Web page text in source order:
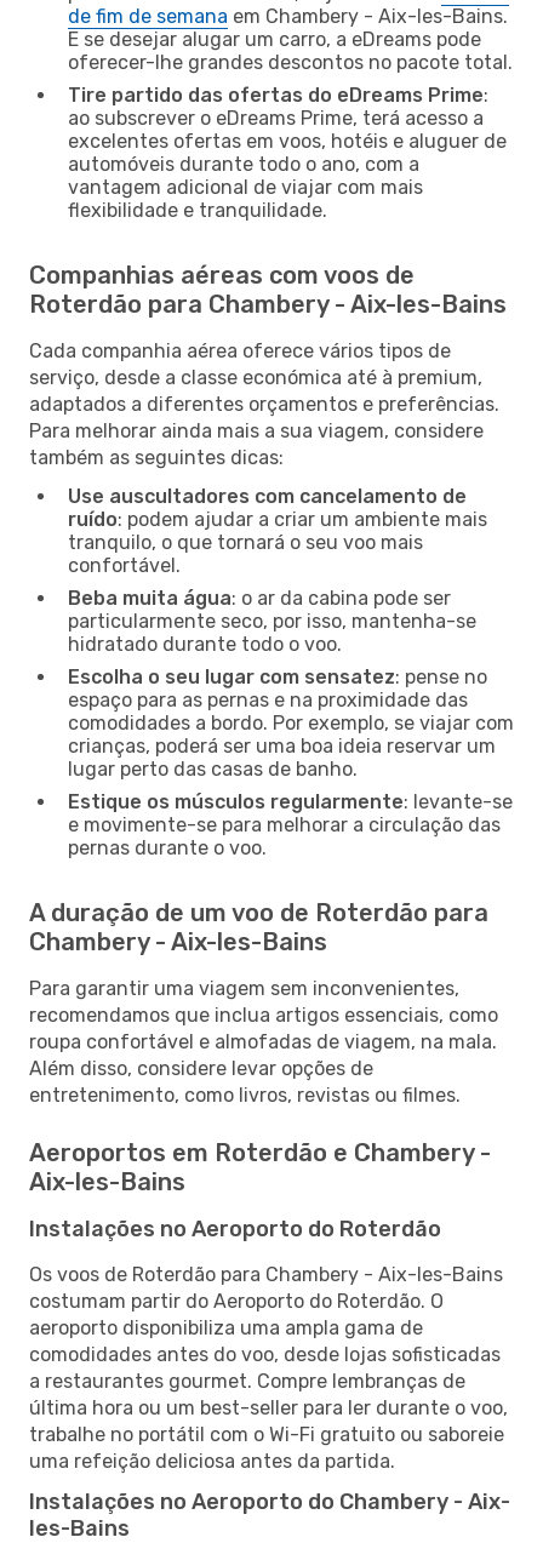
de fim de semana em Chambery - Aix-les-Bains.
E se desejar alugar um carro, a eDreams pode
oferecer-lhe grandes descontos no pacote total.
Tire partido das ofertas do eDreams Prime:
ao subscrever o eDreams Prime, terá acesso a
excelentes ofertas em voos, hotéis e aluguer de
automóveis durante todo o ano, com a
vantagem adicional de viajar com mais
flexibilidade e tranquilidade.
Companhias aéreas com voos de
Roterdão para Chambery - Aix-les-Bains
Cada companhia aérea oferece vários tipos de
serviço, desde a classe económica até à premium,
adaptados a diferentes orçamentos e preferências.
Para melhorar ainda mais a sua viagem, considere
também as seguintes dicas:
Use auscultadores com cancelamento de
ruído: podem ajudar a criar um ambiente mais
tranquilo, o que tornará o seu voo mais
confortável.
Beba muita água: o ar da cabina pode ser
particularmente seco, por isso, mantenha-se
hidratado durante todo o voo.
Escolha o seu lugar com sensatez: pense no
espaço para as pernas e na proximidade das
comodidades a bordo. Por exemplo, se viajar com
crianças, poderá ser uma boa ideia reservar um
lugar perto das casas de banho.
Estique os músculos regularmente: levante-se
e movimente-se para melhorar a circulação das
pernas durante o voo.
A duração de um voo de Roterdão para
Chambery - Aix-les-Bains
Para garantir uma viagem sem inconvenientes,
recomendamos que inclua artigos essenciais, como
roupa confortável e almofadas de viagem, na mala.
Além disso, considere levar opções de
entretenimento, como livros, revistas ou filmes.
Aeroportos em Roterdão e Chambery -
Aix-les-Bains
Instalações no Aeroporto do Roterdão
Os voos de Roterdão para Chambery - Aix-les-Bains
costumam partir do Aeroporto do Roterdão. O
aeroporto disponibiliza uma ampla gama de
comodidades antes do voo, desde lojas sofisticadas
a restaurantes gourmet. Compre lembranças de
última hora ou um best-seller para ler durante o voo,
trabalhe no portátil com o Wi-Fi gratuito ou saboreie
uma refeição deliciosa antes da partida.
Instalações no Aeroporto do Chambery - Aix-
les-Bains